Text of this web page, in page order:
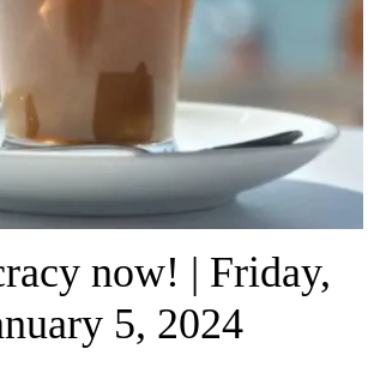
now! | Friday,
5, 2024